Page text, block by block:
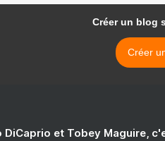
Créer un blog
Créer
DiCaprio et Tobey Maguire,